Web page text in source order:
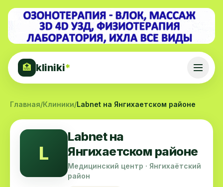
🏥 kliniki*
Главная/Клиники/Labnet на Янгихаeтском районе
L
Labnet на
Янгихаeтском районе
Медицинский центр · Янгихаётский
район